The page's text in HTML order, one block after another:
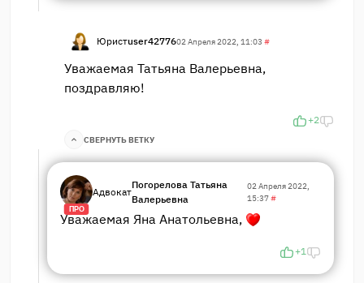
Юристuser4277602 Апреля 2022, 11:03 #
Уважаемая Татьяна Валерьевна,
поздравляю!
+2
СВЕРНУТЬ ВЕТКУ
ПРО
Адвокат
Погорелова Татьяна
Валерьевна
02 Апреля 2022,
15:37#
Уважаемая Яна Анатольевна,
+1